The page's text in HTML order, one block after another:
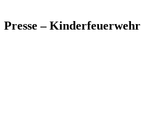
Presse – Kinderfeuerwehr